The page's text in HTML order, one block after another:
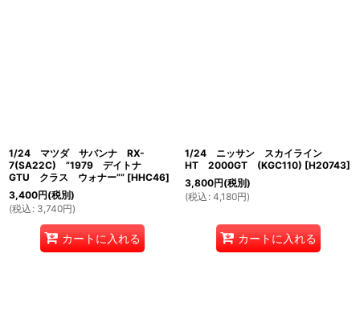
1/24 マツダ サバンナ RX-
7(SA22C) ”1979 デイトナ
GTU クラス ウォナー”” [HHC46]
3,400円(税別)
(税込 : 3,740円)
カートに入れる
1/24 ニッサン スカイライン
HT 2000GT (KGC110) [H20743]
3,800円(税別)
(税込 : 4,180円)
カートに入れる